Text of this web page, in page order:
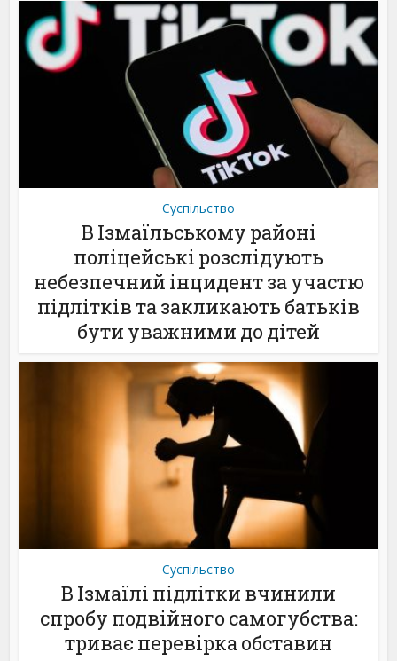
Суспільство
В Ізмаїльському районі
поліцейські розслідують
небезпечний інцидент за участю
підлітків та закликають батьків
бути уважними до дітей
Суспільство
В Ізмаїлі підлітки вчинили
спробу подвійного самогубства:
триває перевірка обставин